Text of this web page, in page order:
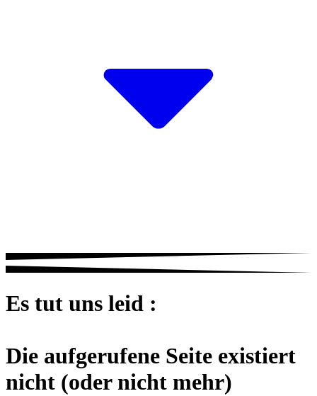
Es tut uns leid :
Die aufgerufene Seite existiert
nicht (oder nicht mehr)